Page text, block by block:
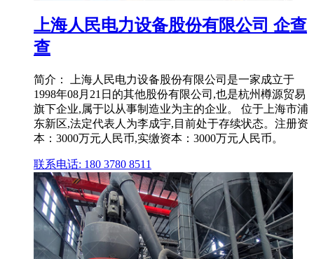
上海人民电力设备股份有限公司 企查
查
简介： 上海人民电力设备股份有限公司是⼀家成⽴于
1998年08月21日的其他股份有限公司,也是杭州樽源贸易
旗下企业,属于以从事制造业为主的企业。 位于上海市浦
东新区,法定代表人为李成宇,目前处于存续状态。注册资
本：3000万元人民币,实缴资本：3000万元人民币。
联系电话: 180 3780 8511